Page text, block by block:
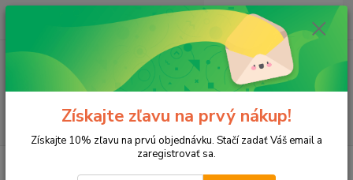
Menu
(Po-Pia, 8-17 hod.)
ks
za0 €
Plastové, Mosadzné komponenty
Získajte zľavu na prvý nákup!
Získajte 10% zľavu na prvú objednávku. Stačí zadať Váš email a
zaregistrovať sa.